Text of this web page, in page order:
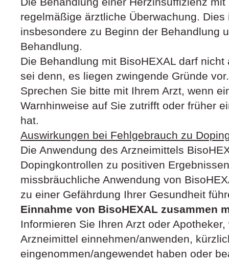
regelmäßige ärztliche Überwachung.
insbesondere zu Beginn der Behandlung
Behandlung.
Die Behandlung mit BisoHEXAL darf
sei denn, es liegen zwingende Gründe vor.
Sprechen Sie bitte mit Ihrem Arzt, wenn
Warnhinweise auf Sie zutrifft oder früher
hat.
Auswirkungen bei Fehlgebrauch zu
Die Anwendung des Arzneimittels
Dopingkontrollen zu positiven
missbräuchliche Anwendung von
zu einer Gefährdung Ihrer Gesundheit
Einnahme von BisoHEXAL zusammen
Informieren Sie Ihren Arzt oder
Arzneimittel einnehmen/anwenden,
eingenommen/angewendet haben oder